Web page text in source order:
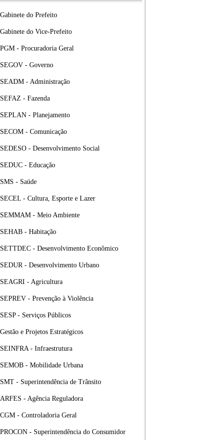
Gabinete do Prefeito
Gabinete do Vice-Prefeito
PGM - Procuradoria Geral
SEGOV - Governo
SEADM - Administração
SEFAZ - Fazenda
SEPLAN - Planejamento
SECOM - Comunicação
SEDESO - Desenvolvimento Social
SEDUC - Educação
SMS - Saúde
SECEL - Cultura, Esporte e Lazer
SEMMAM - Meio Ambiente
SEHAB - Habitação
SETTDEC - Desenvolvimento Econômico
SEDUR - Desenvolvimento Urbano
SEAGRI - Agricultura
SEPREV - Prevenção à Violência
SESP - Serviços Públicos
Gestão e Projetos Estratégicos
SEINFRA - Infraestrutura
SEMOB - Mobilidade Urbana
SMT - Superintendência de Trânsito
ARFES - Agência Reguladora
CGM - Controladoria Geral
PROCON - Superintendência do Consumidor